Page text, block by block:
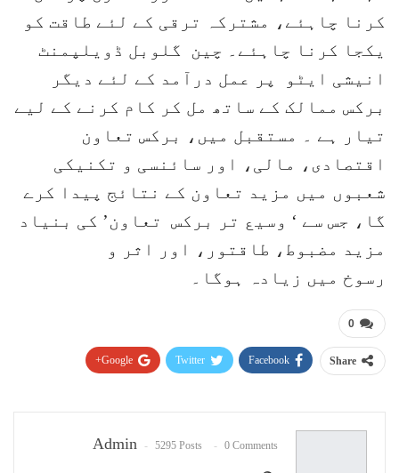
کرنا چاہئے، مشترکہ ترقی کے لئے طاقت کو
یکجا کرنا چاہئے۔ چین گلوبل ڈویلپمنٹ
انیشی ایٹو پر عمل درآمد کے لئے دیگر
برکس ممالک کے ساتھ مل کر کام کرنے کے لیے
تیار ہے ۔ مستقبل میں، برکس تعاون
اقتصادی، مالی، اور سائنسی و تکنیکی
شعبوں میں مزید تعاون کے نتائج پیدا کرے
گا، جس سے ‘ وسیع تر برکس تعاون’ کی بنیاد
مزید مضبوط، طاقتور، اور اثر و
رسوخ میں زیادہ ہوگا۔
0
Share
Facebook
Twitter
Google+
Admin 5295 Posts 0 Comments